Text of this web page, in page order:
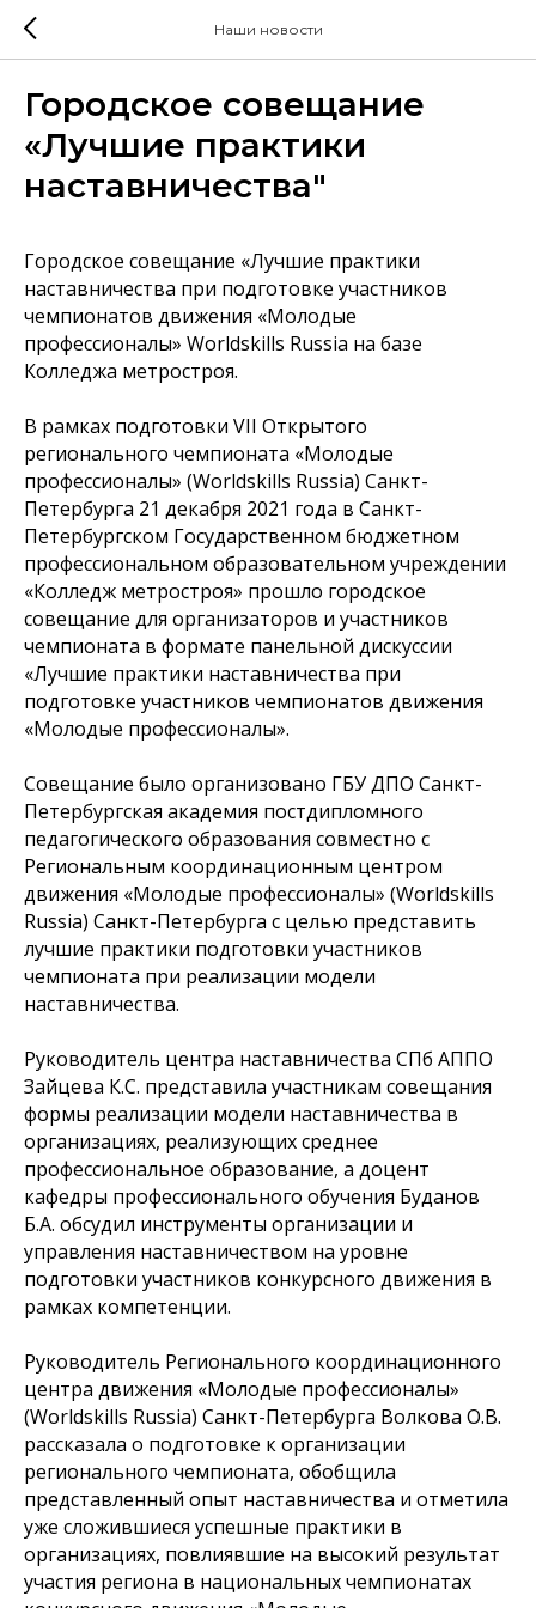
Наши новости
Городское совещание
«Лучшие практики
наставничества"
Городское совещание «Лучшие практики
наставничества при подготовке участников
чемпионатов движения «Молодые
профессионалы» Worldskills Russia на базе
Колледжа метростроя.
В рамках подготовки VII Открытого
регионального чемпионата «Молодые
профессионалы» (Worldskills Russia) Санкт-
Петербурга 21 декабря 2021 года в Санкт-
Петербургском Государственном бюджетном
профессиональном образовательном учреждении
«Колледж метростроя» прошло городское
совещание для организаторов и участников
чемпионата в формате панельной дискуссии
«Лучшие практики наставничества при
подготовке участников чемпионатов движения
«Молодые профессионалы».
Совещание было организовано ГБУ ДПО Санкт-
Петербургская академия постдипломного
педагогического образования совместно с
Региональным координационным центром
движения «Молодые профессионалы» (Worldskills
Russia) Санкт-Петербурга с целью представить
лучшие практики подготовки участников
чемпионата при реализации модели
наставничества.
Руководитель центра наставничества СПб АППО
Зайцева К.С. представила участникам совещания
формы реализации модели наставничества в
организациях, реализующих среднее
профессиональное образование, а доцент
кафедры профессионального обучения Буданов
Б.А. обсудил инструменты организации и
управления наставничеством на уровне
подготовки участников конкурсного движения в
рамках компетенции.
Руководитель Регионального координационного
центра движения «Молодые профессионалы»
(Worldskills Russia) Санкт-Петербурга Волкова О.В.
рассказала о подготовке к организации
регионального чемпионата, обобщила
представленный опыт наставничества и отметила
уже сложившиеся успешные практики в
организациях, повлиявшие на высокий результат
участия региона в национальных чемпионатах